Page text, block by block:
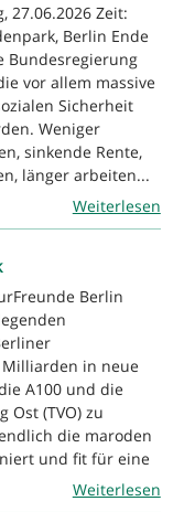
27.06.2026 Zeit:
Berlin Ende
Bundesregierung
vor allem massive
Sicherheit
Weniger
sinkende Rente,
länger arbeiten...
Weiterlesen
Berlin
in neue
A100 und die
Ost (TVO) zu
die maroden
und fit für eine
Weiterlesen